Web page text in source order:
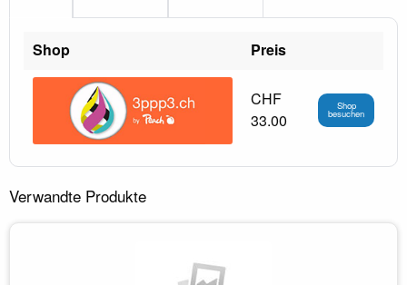
Shop Preis
CHF
33.00
Shop
besuchen
Verwandte Produkte